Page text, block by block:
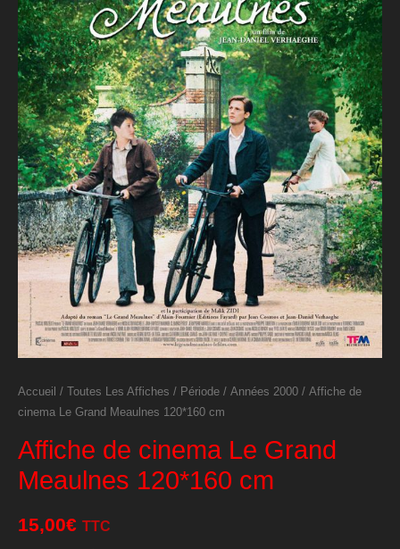
Accueil / Toutes Les Affiches / Période / Années 2000 / Affiche de
cinema Le Grand Meaulnes 120*160 cm
Affiche de cinema Le Grand
Meaulnes 120*160 cm
15,00€ TTC